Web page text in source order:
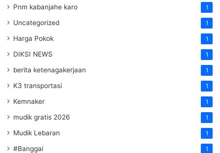
Pnm kabanjahe karo 1
Uncategorized 1
Harga Pokok 1
DIKSI NEWS 1
berita ketenagakerjaan 1
K3 transportasi 1
Kemnaker 1
mudik gratis 2026 1
Mudik Lebaran 1
#Banggai 1